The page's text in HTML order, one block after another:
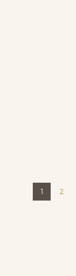
1 2